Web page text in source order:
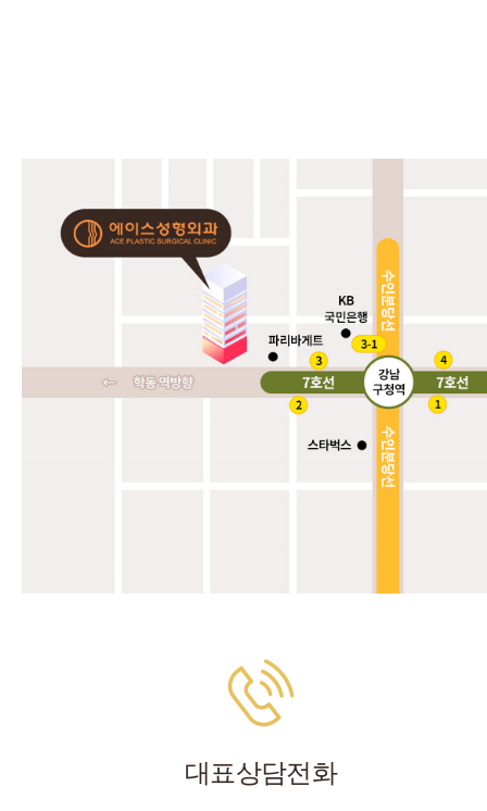
대표상담전화